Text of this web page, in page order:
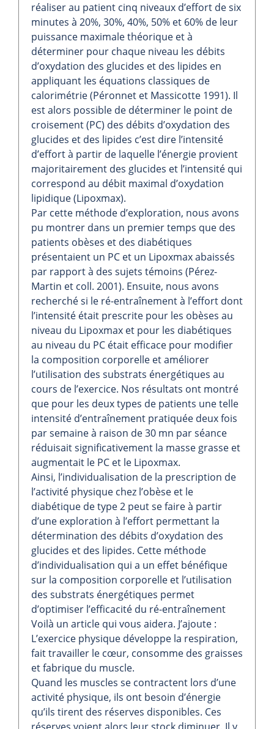
réaliser au patient cinq niveaux d’effort de six
minutes à 20%, 30%, 40%, 50% et 60% de leur
puissance maximale théorique et à
déterminer pour chaque niveau les débits
d’oxydation des glucides et des lipides en
appliquant les équations classiques de
calorimétrie (Péronnet et Massicotte 1991). Il
est alors possible de déterminer le point de
croisement (PC) des débits d’oxydation des
glucides et des lipides c’est dire l’intensité
d’effort à partir de laquelle l’énergie provient
majoritairement des glucides et l’intensité qui
correspond au débit maximal d’oxydation
lipidique (Lipoxmax).
Par cette méthode d’exploration, nous avons
pu montrer dans un premier temps que des
patients obèses et des diabétiques
présentaient un PC et un Lipoxmax abaissés
par rapport à des sujets témoins (Pérez-
Martin et coll. 2001). Ensuite, nous avons
recherché si le ré-entraînement à l’effort dont
l’intensité était prescrite pour les obèses au
niveau du Lipoxmax et pour les diabétiques
au niveau du PC était efficace pour modifier
la composition corporelle et améliorer
l’utilisation des substrats énergétiques au
cours de l’exercice. Nos résultats ont montré
que pour les deux types de patients une telle
intensité d’entraînement pratiquée deux fois
par semaine à raison de 30 mn par séance
réduisait significativement la masse grasse et
augmentait le PC et le Lipoxmax.
Ainsi, l’individualisation de la prescription de
l’activité physique chez l’obèse et le
diabétique de type 2 peut se faire à partir
d’une exploration à l’effort permettant la
détermination des débits d’oxydation des
glucides et des lipides. Cette méthode
d’individualisation qui a un effet bénéfique
sur la composition corporelle et l’utilisation
des substrats énergétiques permet
d’optimiser l’efficacité du ré-entraînement
Voilà un article qui vous aidera. J’ajoute :
L’exercice physique développe la respiration,
fait travailler le cœur, consomme des graisses
et fabrique du muscle.
Quand les muscles se contractent lors d’une
activité physique, ils ont besoin d’énergie
qu’ils tirent des réserves disponibles. Ces